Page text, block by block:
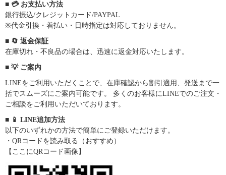
■ 💳 お支払い方法
銀行振込/クレジットカード/PAYPAL
※代金引換・着払い・日時指定は対応しておりません。
■ 🔄 返金保証
在庫切れ・不良品の場合は、迅速に返金対応いたします。
■ 💡 ご案内
LINEをご利用いただくことで、在庫確認から割引適用、発送まで一
括でスムーズにご案内可能です。 多くのお客様にLINEでのご注文・
ご相談をご利用いただいております。
■ 📱 LINE追加方法
以下のいずれかの方法で簡単にご登録いただけます。
・QRコードを読み取る（おすすめ）
【ここにQRコード画像】